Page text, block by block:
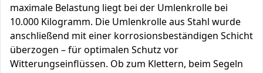
maximale Belastung liegt bei der Umlenkrolle bei
10.000 Kilogramm. Die Umlenkrolle aus Stahl wurde
anschließend mit einer korrosionsbeständigen Schicht
überzogen – für optimalen Schutz vor
Witterungseinflüssen. Ob zum Klettern, beim Segeln